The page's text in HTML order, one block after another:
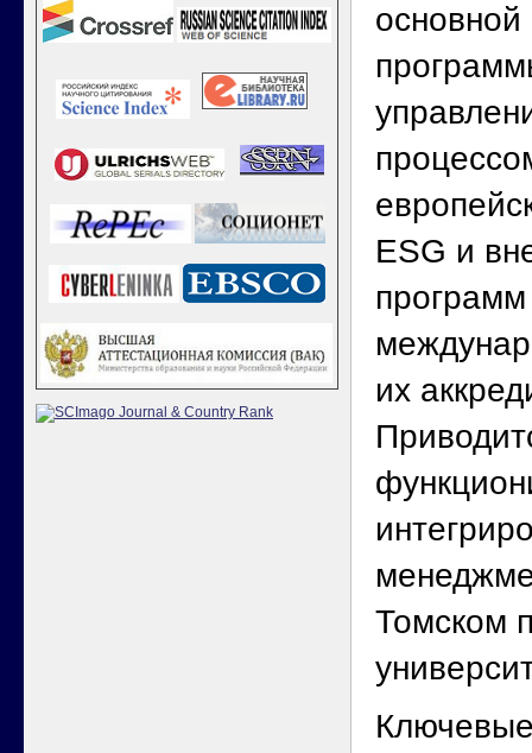
основной
ESG и
их
Томском